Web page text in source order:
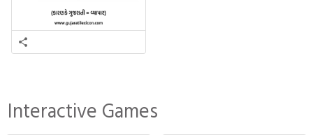
Interactive Games